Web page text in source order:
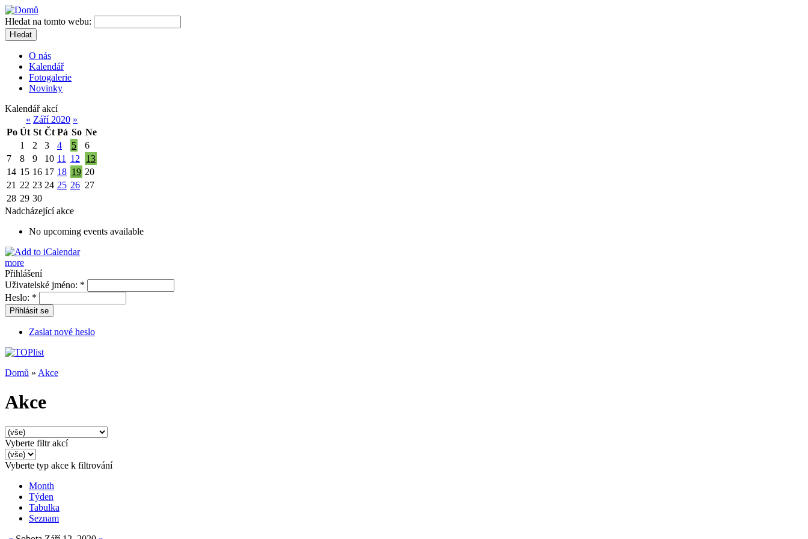
Hledat na tomto webu:
Hledat
O nás
Kalendář
Fotogalerie
Novinky
Kalendář akcí
« Září 2020 »
Po Út St Čt Pá So Ne
1
2 3 4 5
6
7
8 9 10 11 12
13
14 15 16 17 18 19 20
21 22 23 24 25 26 27
28 29 30
Nadcházející akce
No upcoming events available
more
Přihlášení
Uživatelské jméno: *
Heslo: *
Přihlásit se
Zaslat nové heslo
Domů » Akce
Akce
Vyberte filtr akcí
Vyberte typ akce k filtrování
Month
Týden
Tabulka
Seznam